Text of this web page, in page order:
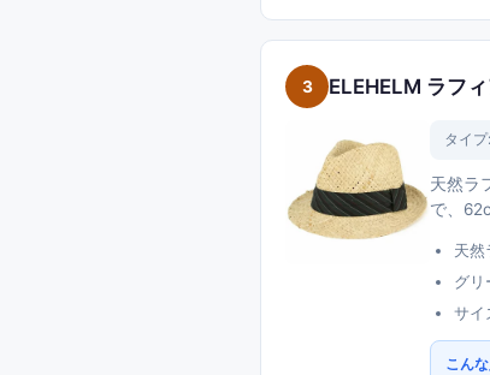
3 ELEHELM ラフ
タイプ:
天然ラ
で、
天然
グリ
サイ
こん